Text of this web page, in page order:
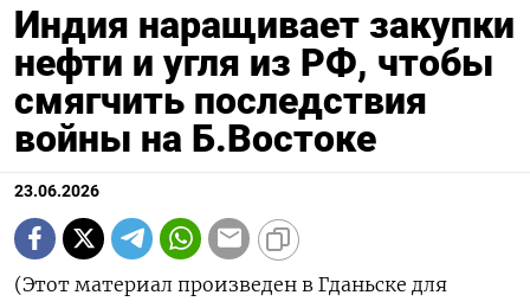
Индия наращивает закупки
нефти и угля из РФ, чтобы
смягчить последствия
войны на Б.Востоке
23.06.2026
(Этот материал произведен в Гданьске для